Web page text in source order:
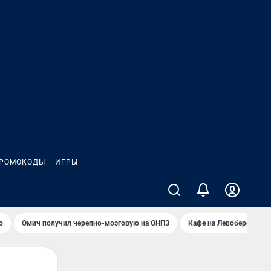
ИГРЫ
Омич получил черепно-мозговую на ОНПЗ Кафе на Левобережье